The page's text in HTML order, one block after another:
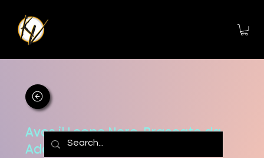
Avos il Leone Nero, Braccato da
Adam